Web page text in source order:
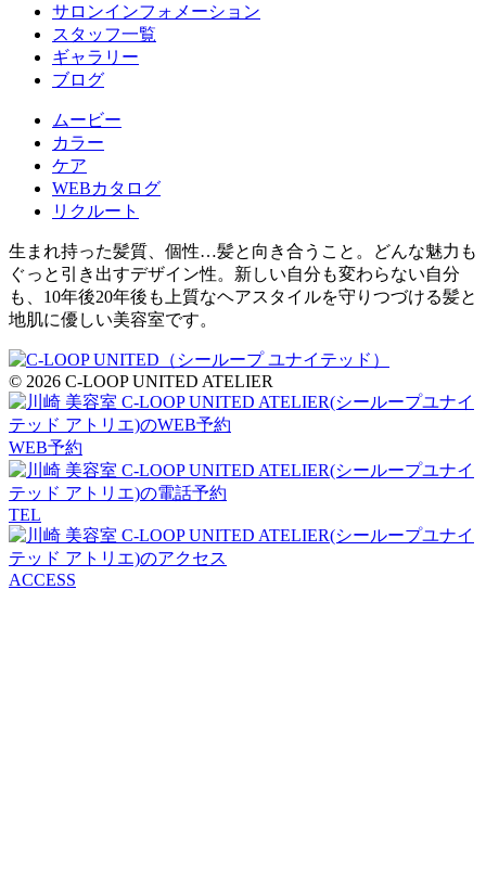
サロンインフォメーション
スタッフ一覧
ギャラリー
ブログ
ムービー
カラー
ケア
WEBカタログ
リクルート
生まれ持った髪質、個性…髪と向き合うこと。どんな魅力も
ぐっと引き出すデザイン性。新しい自分も変わらない自分
も、10年後20年後も上質なヘアスタイルを守りつづける髪と
地肌に優しい美容室です。
© 2026 C-LOOP UNITED ATELIER
WEB予約
TEL
ACCESS